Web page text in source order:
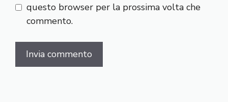
questo browser per la prossima volta che
commento.